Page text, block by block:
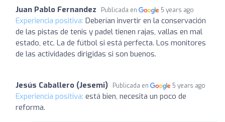
Juan Pablo Fernandez Publicada en 5 years ago
Experiencia positiva: Deberían invertir en la conservación
de las pistas de tenis y padel tienen rajas, vallas en mal
estado, etc. La de fútbol si está perfecta. Los monitores
de las actividades dirigidas si son buenos.
Jesús Caballero (Jesemi) Publicada en 5 years ago
Experiencia positiva: está bien, necesita un poco de
reforma.